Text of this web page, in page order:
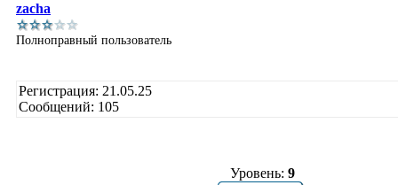
zacha
Полноправный пользователь
Регистрация: 21.05.25
Сообщений: 105
Уровень: 9